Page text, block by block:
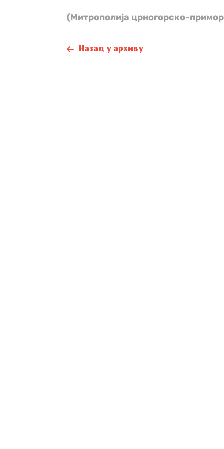
(Митрополија црногорско-
Назад у архиву